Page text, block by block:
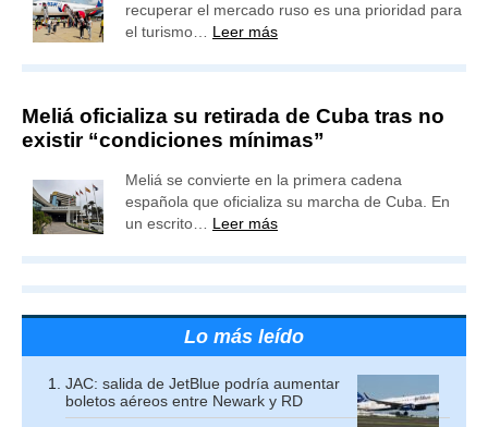
recuperar el mercado ruso es una prioridad para
el turismo… Leer más
Meliá oficializa su retirada de Cuba tras no
existir “condiciones mínimas”
Meliá se convierte en la primera cadena
española que oficializa su marcha de Cuba. En
un escrito… Leer más
Lo más leído
JAC: salida de JetBlue podría aumentar
boletos aéreos entre Newark y RD